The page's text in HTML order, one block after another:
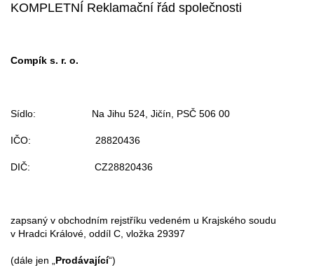
KOMPLETNÍ Reklamační řád společnosti
Compík s. r. o.
Sídlo: Na Jihu 524, Jičín, PSČ 506 00
IČO: 28820436
DIČ: CZ28820436
zapsaný v obchodním rejstříku vedeném u Krajského soudu
v Hradci Králové, oddíl C, vložka 29397
(dále jen „ Prodávající“)